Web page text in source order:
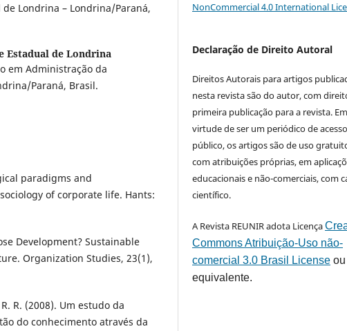
Londrina – Londrina/Paraná,
Estadual de Londrina
em Administração da
Paraná, Brasil.
paradigms and
of corporate life. Hants:
Development? Sustainable
Organization Studies, 23(1),
R. (2008). Um estudo da
do conhecimento através da
NonCommercial 4.0 International
Declaração de Direito Autoral
Direitos Autorais para artigos
nesta revista são do autor, com
primeira publicação para a revista. Em
virtude de ser um periódico de acesso
público, os artigos são de uso
com atribuições próprias, em
educacionais e não-comerciais, com
científico.
A Revista REUNIR adota Licença
Commons Atribuição-Uso não-
comercial 3.0 Brasil License
equivalente.